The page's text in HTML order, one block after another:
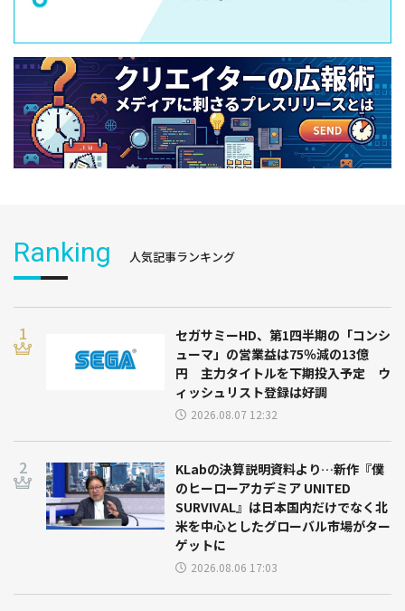
Ranking 人気記事ランキング
セガサミーHD、第1四半期の「コンシ
ューマ」の営業益は75％減の13億
円 主力タイトルを下期投入予定 ウ
ィッシュリスト登録は好調
2026.08.07 12:32
KLabの決算説明資料より…新作『僕
のヒーローアカデミア UNITED
SURVIVAL』は日本国内だけでなく北
米を中心としたグローバル市場がター
ゲットに
2026.08.06 17:03